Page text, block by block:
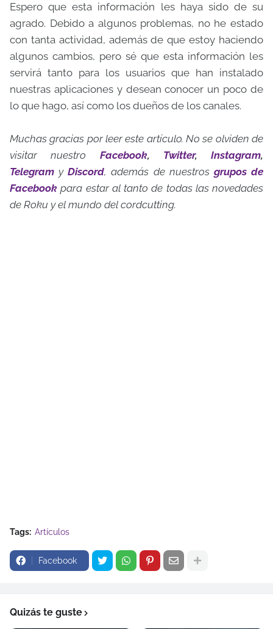
Espero que esta información les haya sido de su
agrado. Debido a algunos problemas, no he estado
con tanta actividad, además de que estoy haciendo
algunos cambios, pero sé que esta información les
servirá tanto para los usuarios que han instalado
nuestras aplicaciones y desean conocer un poco de
lo que hago, así como los dueños de los canales.
Muchas gracias por leer este artículo. No se olviden de
visitar nuestro Facebook, Twitter, Instagram,
Telegram yDiscord, además de nuestros grupos de
Facebook para estar al tanto de todas las novedades
de Roku y el mundo del cordcutting.
Tags: Artículos
Facebook
Quizás te guste